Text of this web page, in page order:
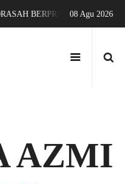
BERPRESTASI DAN
08 Agu 2026
AZMI